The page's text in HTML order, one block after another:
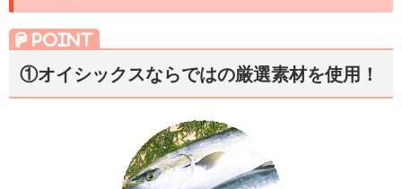
①オイシックスならではの厳選素材を使用！